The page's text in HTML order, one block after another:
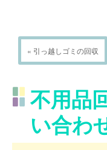
« 引っ越しゴミの回収
不用品
い合わ